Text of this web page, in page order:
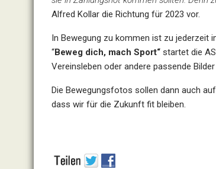
Alfred Kollar die Richtung für 2023 vor.
In Bewegung zu kommen ist zu jederzeit
“Beweg dich, mach Sport“ startet die
Vereinsleben oder andere passende
Die Bewegungsfotos sollen dann auch
dass wir für die Zukunft fit bleiben.